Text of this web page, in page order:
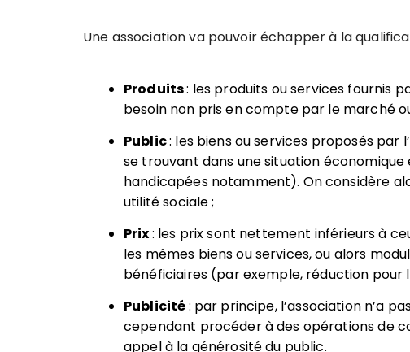
Une association va pouvoir échapper à la
Produits: les produits ou services fournis
besoin non pris en compte par le marché
Public: les biens ou services proposés par
se trouvant dans une situation
handicapées notamment). On considère
utilité sociale ;
Prix: les prix sont nettement inférieurs à
les mêmes biens ou services, ou alors
bénéficiaires (par exemple, réduction pour
Publicité: par principe, l’association n’a
cependant procéder à des opérations de
appel à la générosité du public.